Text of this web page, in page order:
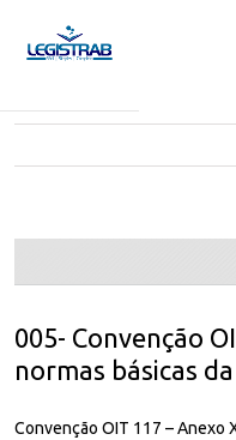
005- Convenção
normas básicas
Convenção OIT 117 – Anexo